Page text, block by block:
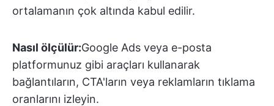
ortalamanın çok altında kabul edilir.
Nasıl ölçülür:Google Ads veya e-posta
platformunuz gibi araçları kullanarak
bağlantıların, CTA'ların veya reklamların tıklama
oranlarını izleyin.